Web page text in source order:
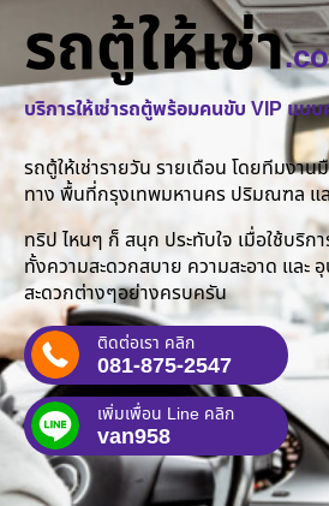
รถตู้ให้เช่า
บริการให้เช่ารถตู้พร้อมคนขับ VIP แบบ
รถตู้ให้เช่ารายวัน รายเดือน โดยทีมงา
ทาง พื้นที่กรุงเทพมหานคร ปริมณฑล แ
ทริป ไหนๆ ก็ สนุก ประทับใจ เมื่อใช้บริกา
ทั้งความสะดวกสบาย ความสะอาด และ
สะดวกต่างๆอย่างครบครัน
ติดต่อเรา คลิก
081-875-2547
เพิ่มเพื่อน Line คลิก
van958